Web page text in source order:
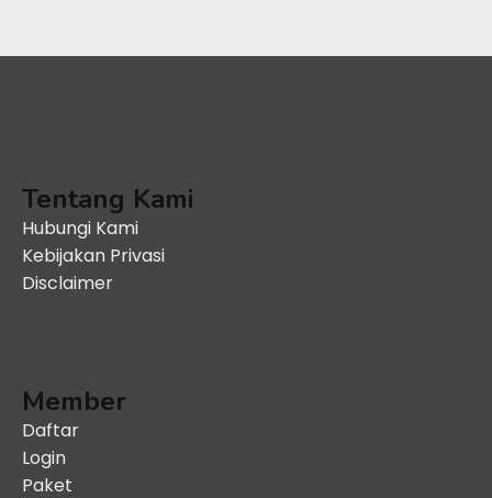
Tentang Kami
Hubungi Kami
Kebijakan Privasi
Disclaimer
Member
Daftar
Login
Paket